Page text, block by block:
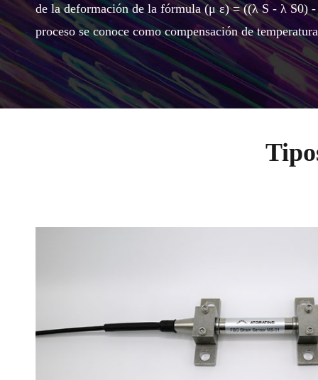
de la deformación de la fórmula (μ ɛ) = ((λ S - λ
proceso se conoce como compensación de